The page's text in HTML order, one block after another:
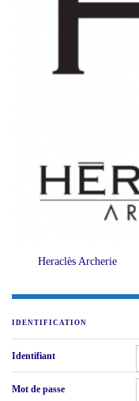
Heraclès Archerie
IDENTIFICATION
Identifiant
Mot de passe